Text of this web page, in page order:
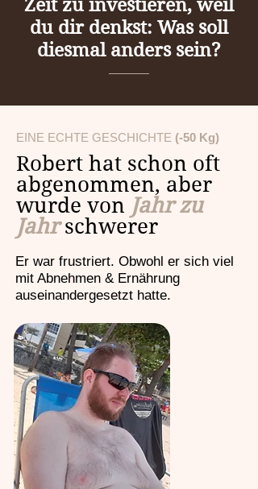
Zeit zu investieren, weil
du dir denkst: Was soll
diesmal anders sein?
EINE ECHTE GESCHICHTE (-50 Kg)
Robert hat schon oft
abgenommen, aber
wurde von Jahr zu
Jahrschwerer
Er war frustriert. Obwohl er sich viel
mit Abnehmen & Ernährung
auseinandergesetzt hatte.